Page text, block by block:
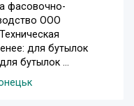
фасовочно-
ООО
для бутылок
бутылок ...